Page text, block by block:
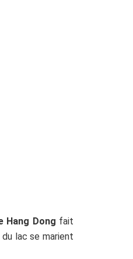
Hang Dong fait
lac se marient